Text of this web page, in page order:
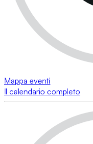
Mappa eventi
Il calendario completo